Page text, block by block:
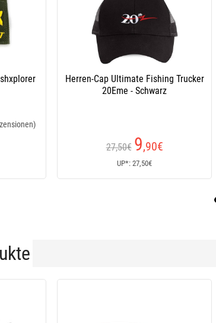
Herren-Cap Ultimate Fishing Trucker
20Eme - Schwarz
27,50€ 9,90€
UP*: 27,50€